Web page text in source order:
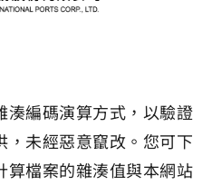
湊編碼演算方式，以驗證
未經惡意竄改。您可下
算檔案的雜湊值與本網站